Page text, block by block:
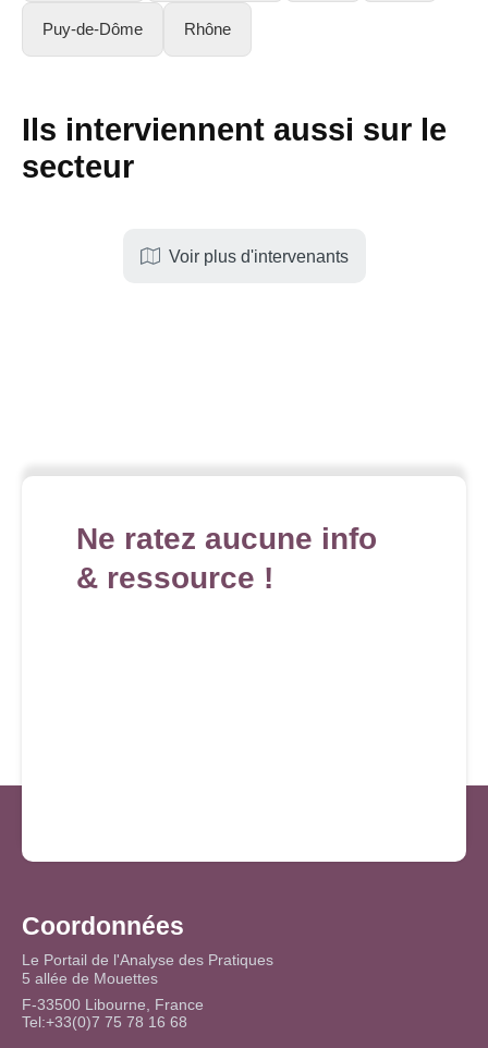
Puy-de-Dôme Rhône
Ils interviennent aussi sur le
secteur
Voir plus d'intervenants
Ne ratez aucune info
& ressource !
Coordonnées
Le Portail de l'Analyse des Pratiques
5 allée de Mouettes
F-33500 Libourne, France
Tel:+33(0)7 75 78 16 68